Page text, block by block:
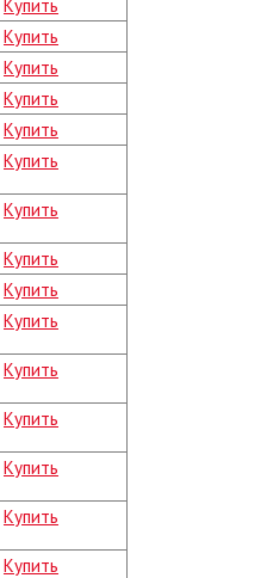
Купить
Купить
Купить
Купить
Купить
Купить
Купить
Купить
Купить
Купить
Купить
Купить
Купить
Купить
Купить